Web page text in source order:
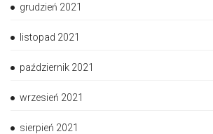
grudzień 2021
listopad 2021
październik 2021
wrzesień 2021
sierpień 2021